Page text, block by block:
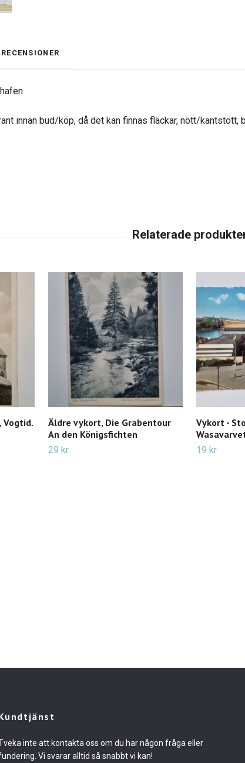
RECENSIONER
innan bud/köp, då det kan finnas fläckar, nött/kantstött,
Vogtid.
Äldre vykort, Die Grabentour
An den Königsfichten
29 kr
Vykort -
19 kr
inte att kontakta oss om du har någon fråga eller
Vi svarar alltid så snabbt vi kan!